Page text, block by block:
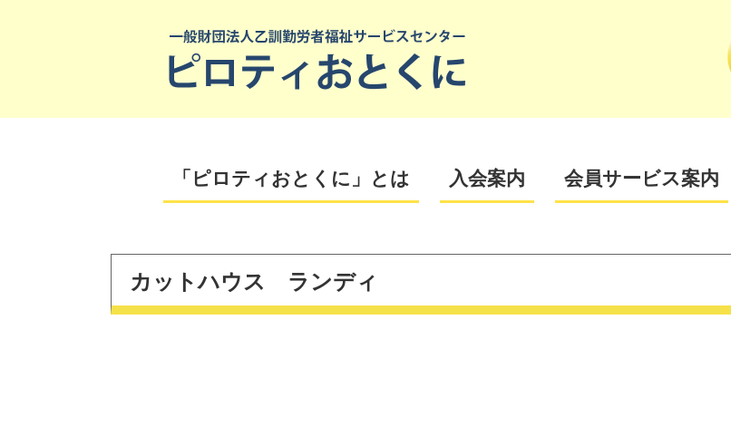
「ピロティおとくに」とは 入会案内 会員サービス案内
カットハウス ランディ